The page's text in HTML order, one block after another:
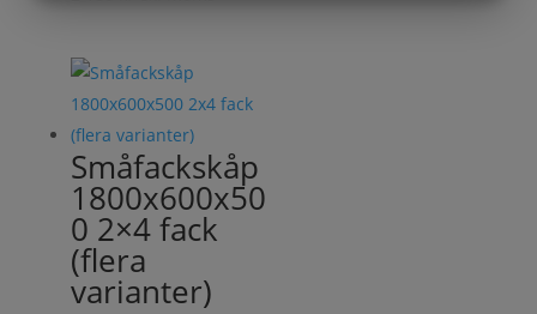
Småfackskåp
1800x600x50
0 2×4 fack
(flera
varianter)
MARKETING